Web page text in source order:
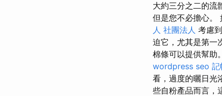
大約三分之二的流
但是您不必擔心。
人 社團法人 考慮
迫它，尤其是第一
棉條可以提供幫助
wordpress seo 記
看，過度的曬日光
些自粉產品而言，